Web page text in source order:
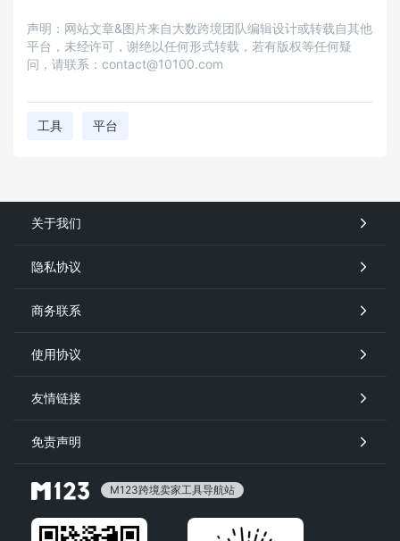
声明：网站文章&图片来自大数跨境团队编辑设计或转载自其他
平台，未经许可，谢绝以任何形式转载，若有版权等任何疑
问，请联系：contact@10100.com
工具 平台
关于我们
隐私协议
商务联系
使用协议
友情链接
免责声明
M123跨境卖家工具导航站